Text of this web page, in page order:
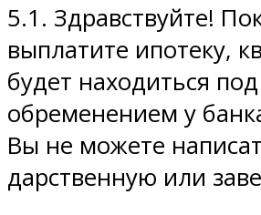
5.1. Здравствуйте!
выплатите ипотеку,
будет находиться под
обременением у
Вы не можете
дарственную или